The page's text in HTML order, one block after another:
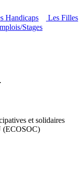
Handicaps
Les Filles
Stages
et solidaires
(ECOSOC)